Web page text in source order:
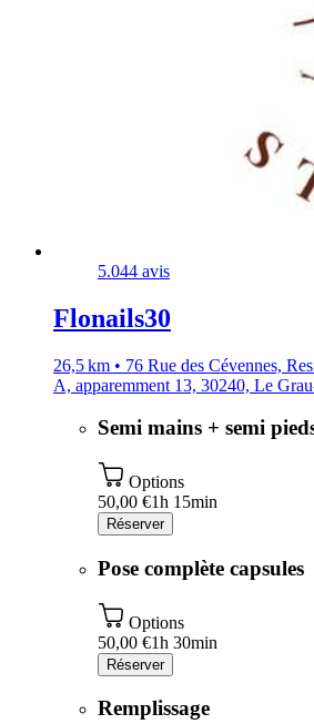
5.044 avis
Flonails30
26,5 km • 76 Rue des Cévennes,
A, apparemment 13, 30240, Le
Semi mains + semi
Options
50,00 €1h 15min
Réserver
Pose complète capsules
Options
50,00 €1h 30min
Réserver
Remplissage